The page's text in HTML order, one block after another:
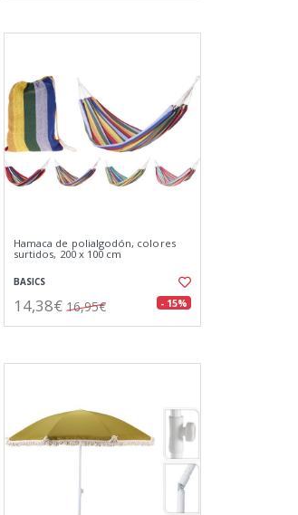
Hamaca de polialgodón, colores
surtidos, 200 x 100 cm
BASICS
14,38€ 16,95€ - 15%